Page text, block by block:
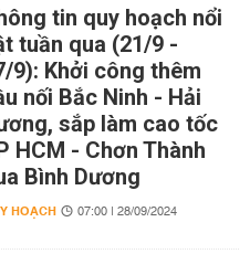
tin quy hoạch nổi
tuần qua (21/9 -
9): Khởi công thêm
nối Bắc Ninh - Hải
sắp làm cao tốc
HCM - Chơn Thành
Bình Dương
HOẠCH 07:00 | 28/09/2024